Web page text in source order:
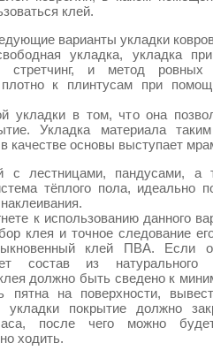
клей.
варианты укладки
укладка, укладка
стретчинг, и метод ровных
плотно к плинтусам при
укладки в том, что она
Укладка материала
качестве основы выступает
с лестницами, пандусами,
тёплого пола, идеально
к использованию данного
клея и точное следование
клей ПВА. Если
состав из натурального
должно быть сведено к
пятна на поверхности,
покрытие должно
после чего можно
ходить.